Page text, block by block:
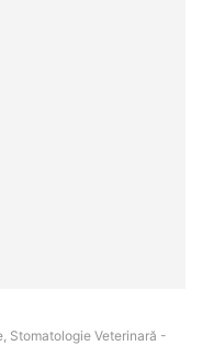
Stomatologie Veterinară -